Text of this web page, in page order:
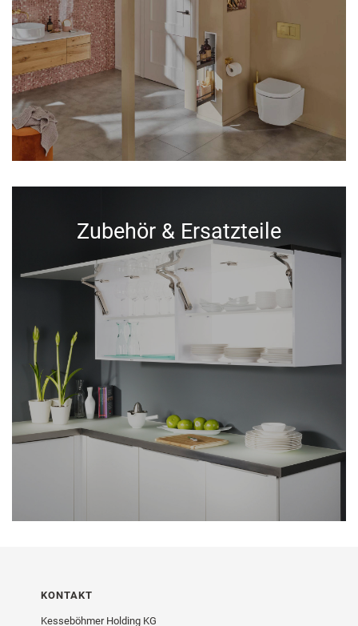
Zubehör & Ersatzteile
KONTAKT
Kesseböhmer Holding KG